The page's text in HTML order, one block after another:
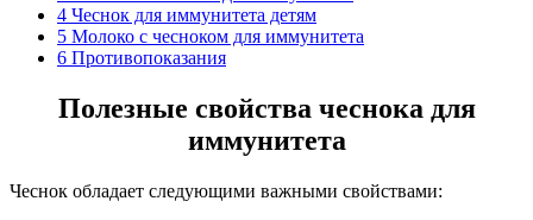
4 Чеснок для иммунитета детям
5 Молоко с чесноком для иммунитета
6 Противопоказания
Полезные свойства чеснока для
иммунитета
Чеснок обладает следующими важными свойствами: